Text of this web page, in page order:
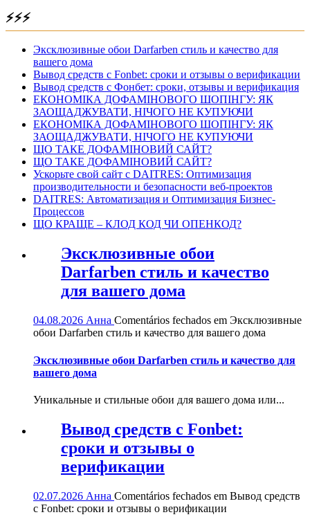
⚡⚡⚡
Эксклюзивные обои Darfarben стиль и качество для
вашего дома
Вывод средств с Fonbet: сроки и отзывы о верификации
Вывод средств с Фонбет: сроки, отзывы и верификация
ЕКОНОМІКА ДОФАМІНОВОГО ШОПІНГУ: ЯК
ЗАОЩАДЖУВАТИ, НІЧОГО НЕ КУПУЮЧИ
ЕКОНОМІКА ДОФАМІНОВОГО ШОПІНГУ: ЯК
ЗАОЩАДЖУВАТИ, НІЧОГО НЕ КУПУЮЧИ
ЩО ТАКЕ ДОФАМІНОВИЙ САЙТ?
ЩО ТАКЕ ДОФАМІНОВИЙ САЙТ?
Ускорьте свой сайт с DAITRES: Оптимизация
производительности и безопасности веб-проектов
DAITRES: Автоматизация и Оптимизация Бизнес-
Процессов
ЩО КРАЩЕ – КЛОД КОД ЧИ ОПЕНКОД?
Эксклюзивные обои
Darfarben стиль и качество
для вашего дома
04.08.2026 Анна Comentários fechados em Эксклюзивные
обои Darfarben стиль и качество для вашего дома
Эксклюзивные обои Darfarben стиль и качество для
вашего дома
Уникальные и стильные обои для вашего дома или...
Вывод средств с Fonbet:
сроки и отзывы о
верификации
02.07.2026 Анна Comentários fechados em Вывод средств
с Fonbet: сроки и отзывы о верификации